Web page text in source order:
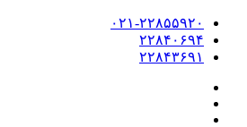
۰۲۱-۲۲۸۵۵۹۲۰
۲۲۸۴۰۶۹۴
۲۲۸۴۳۶۹۱